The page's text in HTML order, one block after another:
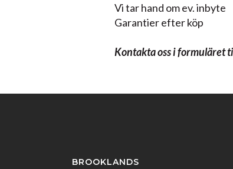
Vi tar hand om ev. inbyte
Garantier efter köp
Kontakta oss i formuläret
BROOKLANDS